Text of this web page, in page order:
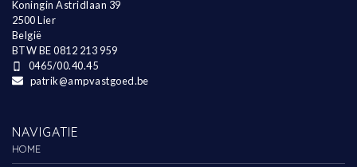
Koningin Astridlaan 39
2500 Lier
België
BTW BE 0812 213 959
0465/00.40.45
patrik@ampvastgoed.be
NAVIGATIE
HOME